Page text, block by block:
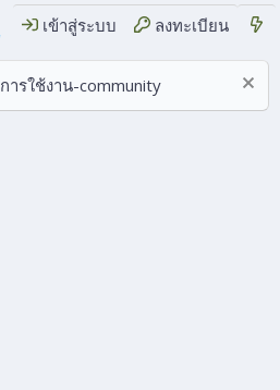
เข้าสู่ระบบ ลงทะเบียน
การใช้งาน-community